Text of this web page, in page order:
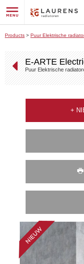
Products > Puur Elektrische
E-ARTE
Puur Elektrische
+